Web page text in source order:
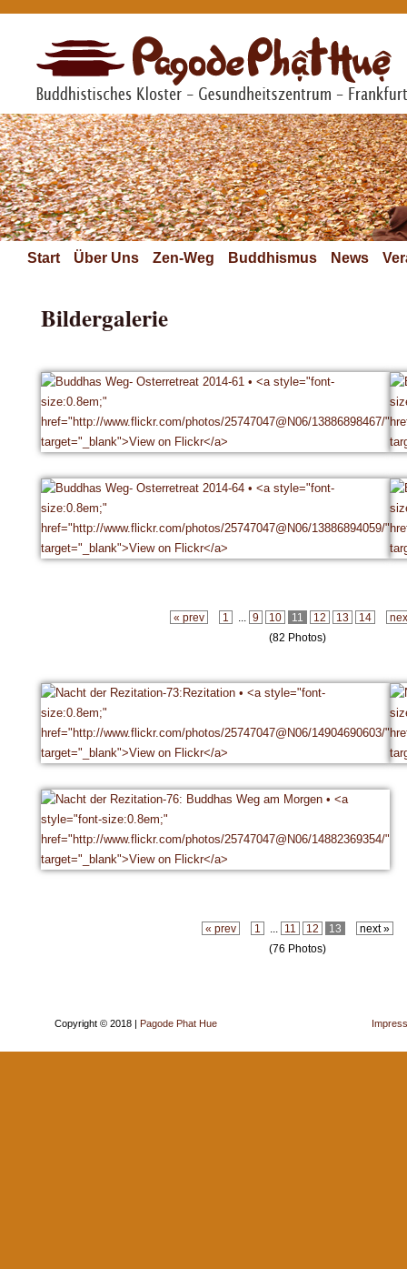
Start Über Uns Zen-Weg Buddhismus News
Bildergalerie
« prev 1 9 10 11 12 13 14
(82 Photos)
« prev 1 11 12 13
next »
(76 Photos)
Copyright © 2018 | Pagode Phat Hue